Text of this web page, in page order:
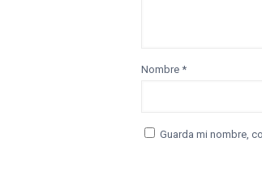
Nombre *
Guarda mi nombre,